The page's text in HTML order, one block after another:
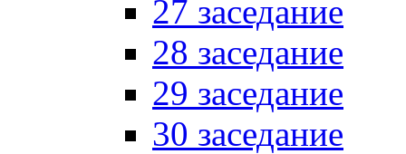
27 заседание
28 заседание
29 заседание
30 заседание